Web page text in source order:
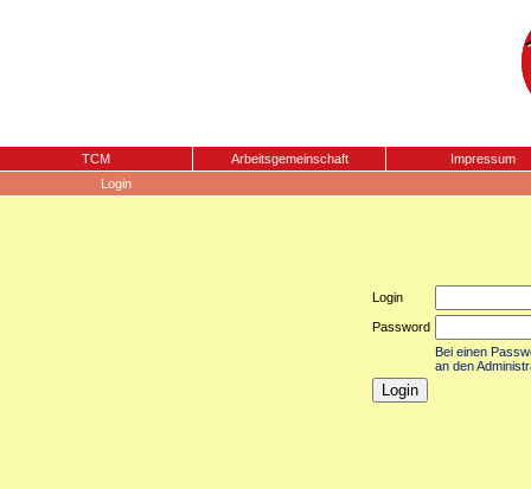
TCM Arbeitsgemeinschaft
Impressum
Login
Login
Password
Bei einen
an den